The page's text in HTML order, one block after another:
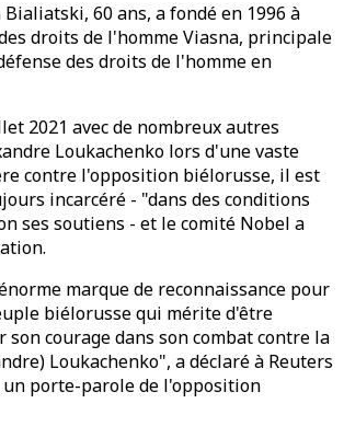
60 ans, a fondé en 1996 à
droits de l'homme Viasna, principale
des droits de l'homme en
2021 avec de nombreux autres
Loukachenko lors d'une vaste
contre l'opposition biélorusse, il est
incarcéré - "dans des conditions
ses soutiens - et le comité Nobel a
marque de reconnaissance pour
biélorusse qui mérite d'être
son courage dans son combat contre la
Loukachenko", a déclaré à Reuters
un porte-parole de l'opposition